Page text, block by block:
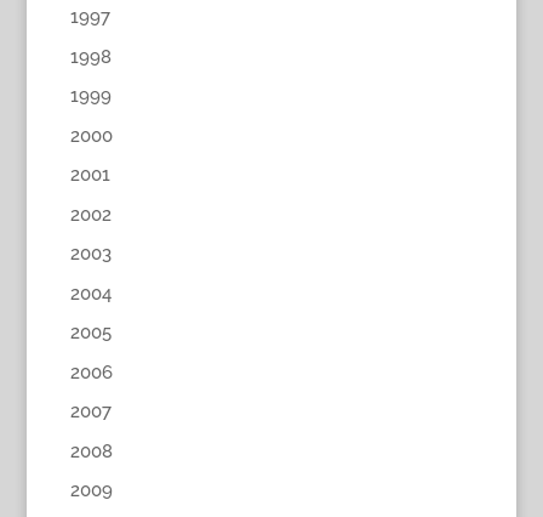
1997
1998
1999
2000
2001
2002
2003
2004
2005
2006
2007
2008
2009